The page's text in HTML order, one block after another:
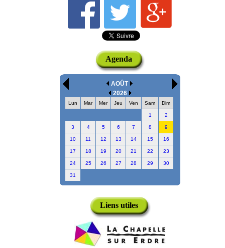
Agenda
AOÛT
2026
Lun Mar Mer Jeu Ven Sam Dim
1 2
3 4 5 6 7 8 9
10 11 12 13 14 15 16
17 18 19 20 21 22 23
24 25 26 27 28 29 30
31
Liens utiles